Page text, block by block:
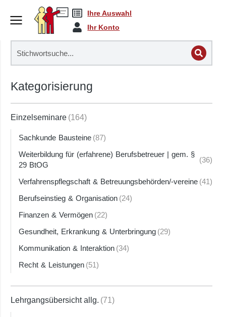
Ihre Auswahl
Ihr Konto
Kategorisierung
Einzelseminare (164)
Sachkunde Bausteine (87)
Weiterbildung für (erfahrene) Berufsbetreuer | gem. §
29 BtOG
(36)
Verfahrenspflegschaft & Betreuungsbehörden/-vereine (41)
Berufseinstieg & Organisation (24)
Finanzen & Vermögen (22)
Gesundheit, Erkrankung & Unterbringung (29)
Kommunikation & Interaktion (34)
Recht & Leistungen (51)
Lehrgangsübersicht allg. (71)